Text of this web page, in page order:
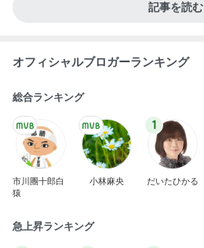
記事を読む
オフィシャルブロガーランキング
総合ランキング
市川團十郎白
猿
小林麻央
1
だいたひかる
急上昇ランキング